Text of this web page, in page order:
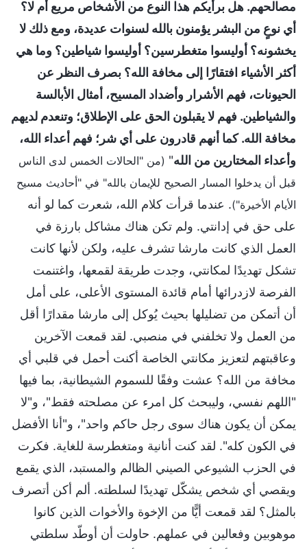
مصالحهم. هل برأيكم هذا النوع من الأشخاص مريع أم لا؟
أي نوعٍ من البشر يؤمنون بالله لسنوات عديدة، ومع ذلك لا
يخشونه؟ أوليسوا متغطرسين؟ أوليسوا شياطين؟ وما هي
أكثر الأشياء افتقارًا إلى مخافة الله؟ بصرف النظر عن
الحيونات، فهم الأشرار وأضداد المسيح، أمثال الأبالسة
والشياطين. فهم لا يقبلون الحق على الإطلاق؛ وتنعدم لديهم
مخافة الله. كما أنهم قادرون على أي شر؛ فهم أعداء الله،
وأعداء المختارين من الله" (من "الحالات الخمس لدى الناس
قبل أن يدخلوا المسار الصحيح للإيمان بالله" في "أحاديث مسيح
الأيام الأخيرة"). عندما قرأت كلام الله، شعرت كما لو أنه
على حق في إدانتي. ولم تكن هناك مشاكل بارزة في
العمل الذي كانت مارشا تشرف عليه، ولكن لأنها كانت
تشكل تهديدًا لمكانتي، وجدت طريقة لقمعها، واغتنمت
الفرصة لازدرائها أمام قائدة المستوى الأعلى، على أمل
أن أتمكن من تضليلها بحيث يُوكل إلى مارشا مقدارًا أقل
من العمل ولا تخلفني في منصبي. لقد قمعت الآخرين
وعاقبتهم لتعزيز مكانتي الخاصة أكنت أحمل في قلبي أي
مخافة من الله؟ عشت وفقًا للسموم الشيطانية، بما فيها
"اللهم نفسي، وليبحث كل امرء عن مصلحته فقط"، و"لا
يمكن أن يكون هناك سوى رجل حاكم واحد"، و"أنا الأفضل
في الكون كله". لقد كنت أنانية ومتغطرسة للغاية. فكرت
في الحزب الشيوعي الصيني الظالم والمستبد، الذي يقمع
ويقصي أي شخص يشكّل تهديدًا لسلطته. ألم أكن أتصرف
بالمثل؟ لقد قمعت أيًّا من الإخوة والأخوات الذين كانوا
موهوبين وفعالين في عملهم. حاولت أن أوطّد سلطتي